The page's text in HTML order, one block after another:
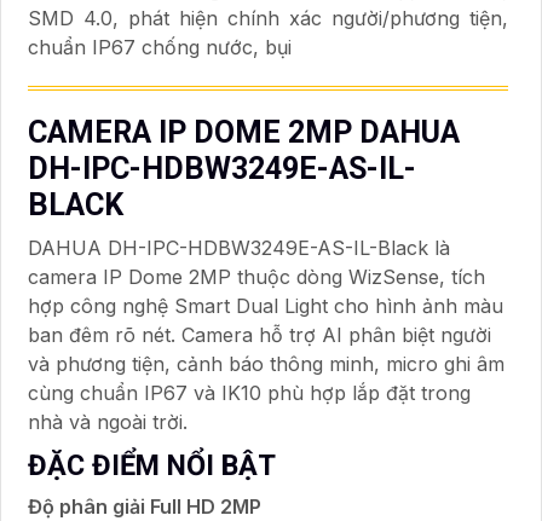
SMD 4.0, phát hiện chính xác người/phương tiện,
chuẩn IP67 chống nước, bụi
CAMERA IP DOME 2MP DAHUA
DH-IPC-HDBW3249E-AS-IL-
BLACK
DAHUA DH-IPC-HDBW3249E-AS-IL-Black là
camera IP Dome 2MP thuộc dòng WizSense, tích
hợp công nghệ Smart Dual Light cho hình ảnh màu
ban đêm rõ nét. Camera hỗ trợ AI phân biệt người
và phương tiện, cảnh báo thông minh, micro ghi âm
cùng chuẩn IP67 và IK10 phù hợp lắp đặt trong
nhà và ngoài trời.
ĐẶC ĐIỂM NỔI BẬT
Độ phân giải Full HD 2MP